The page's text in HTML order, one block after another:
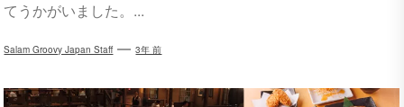
てうかがいました。...
Salam Groovy Japan Staff 3年 前